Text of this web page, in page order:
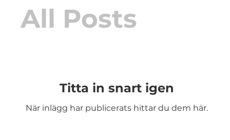
All Posts
Titta in snart igen
När inlägg har publicerats hittar du dem här.